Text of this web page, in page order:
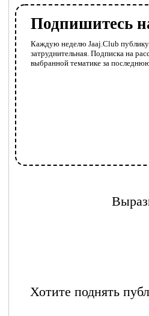
Подпишитесь
Каждую неделю Jaaj.Club
затруднительная. Подписка на
выбранной тематике за
Хотите поднять